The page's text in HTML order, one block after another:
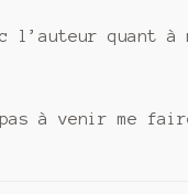
l’auteur quant
à venir me